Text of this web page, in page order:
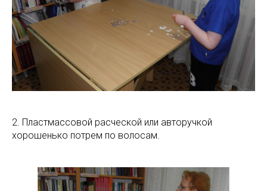
2. Пластмассовой расческой или авторучкой
хорошенько потрем по волосам.